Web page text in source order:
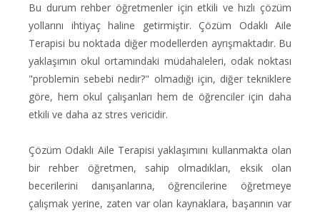
Bu durum rehber öğretmenler için etkili ve hızlı çözüm
yollarını ihtiyaç haline getirmiştir. Çözüm Odaklı Aile
Terapisi bu noktada diğer modellerden ayrışmaktadır. Bu
yaklaşımın okul ortamındaki müdahaleleri, odak noktası
"problemin sebebi nedir?" olmadığı için, diğer tekniklere
göre, hem okul çalışanları hem de öğrenciler için daha
etkili ve daha az stres vericidir.
Çözüm Odaklı Aile Terapisi yaklaşımını kullanmakta olan
bir rehber öğretmen, sahip olmadıkları, eksik olan
becerilerini danışanlarına, öğrencilerine öğretmeye
çalışmak yerine, zaten var olan kaynaklara, başarının var